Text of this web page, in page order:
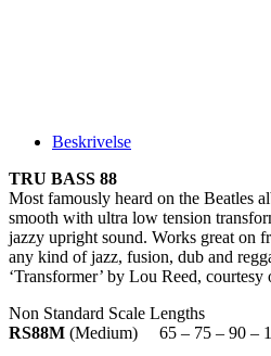
Beskrivelse
TRU BASS 88
Most famously heard on the Beatles
smooth with ultra low tension
jazzy upright sound. Works great on
any kind of jazz, fusion, dub and
‘Transformer’ by Lou Reed,
Non Standard Scale Lengths
RS88M (Medium) 65 – 75 – 90 –